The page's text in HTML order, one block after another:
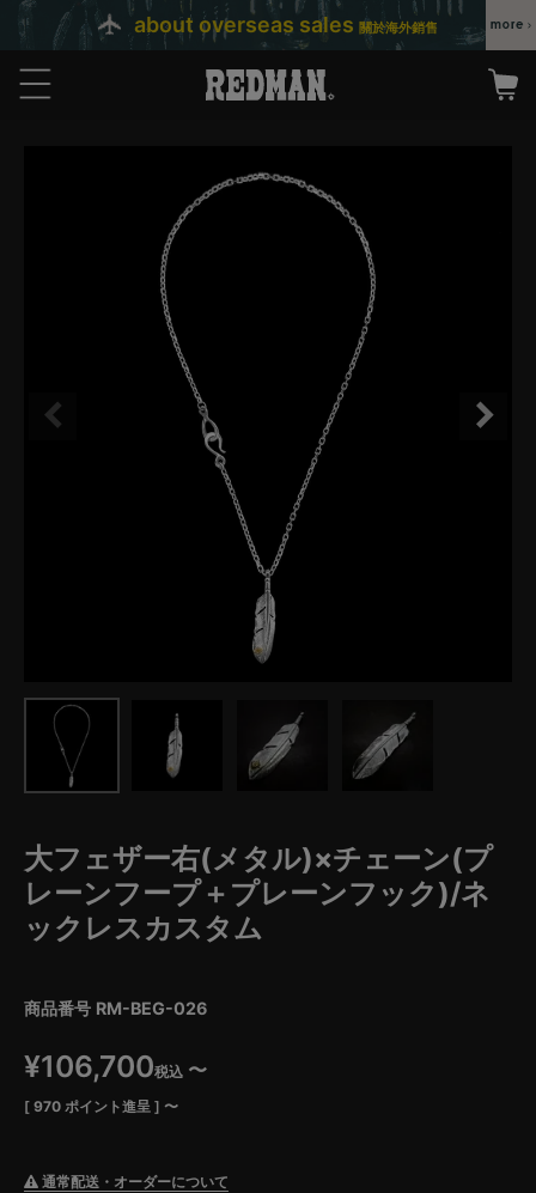
about overseas sales 關於海外銷售
大フェザー右(メタル)×チェーン(プ
レーンフープ＋プレーンフック)/ネ
ックレスカスタム
商品番号 RM-BEG-026
¥106,700税込 〜
[ 970 ポイント進呈 ] 〜
通常配送・オーダーについて